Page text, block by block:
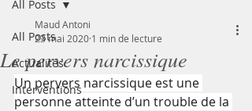
All Posts
Actualités
Interventions
All Posts
Le pervers narcissique
Maud Antoni
23 mai 2020 1 min de lecture
Un pervers narcissique est une
personne atteinte d’un trouble de la